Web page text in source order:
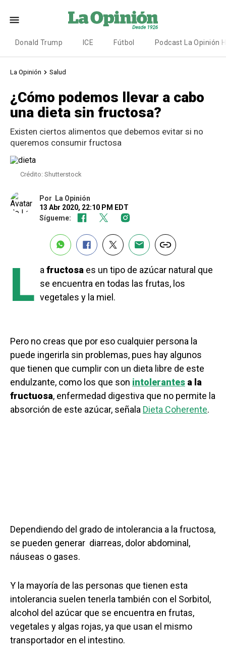
Donald Trump ICE Fútbol Podcast La Opinión
La Opinión Salud
¿Cómo podemos llevar a cabo
una dieta sin fructosa?
Existen ciertos alimentos que debemos evitar si no
queremos consumir fructosa
Crédito: Shutterstock
Por
La Opinión
13 Abr 2020, 22:10 PM EDT
Sígueme:
L a fructosa es un tipo de azúcar natural que
se encuentra en todas las frutas, los
vegetales y la miel.
Pero no creas que por eso cualquier persona la
puede ingerirla sin problemas, pues hay algunos
que tienen que cumplir con un dieta libre de este
endulzante, como los que son intolerantes a la
fructuosa, enfermedad digestiva que no permite la
absorción de este azúcar, señala Dieta Coherente.
Dependiendo del grado de intolerancia a la fructosa,
se pueden generar diarreas, dolor abdominal,
náuseas o gases.
Y la mayoría de las personas que tienen esta
intolerancia suelen tenerla también con el Sorbitol,
alcohol del azúcar que se encuentra en frutas,
vegetales y algas rojas, ya que usan el mismo
transportador en el intestino.